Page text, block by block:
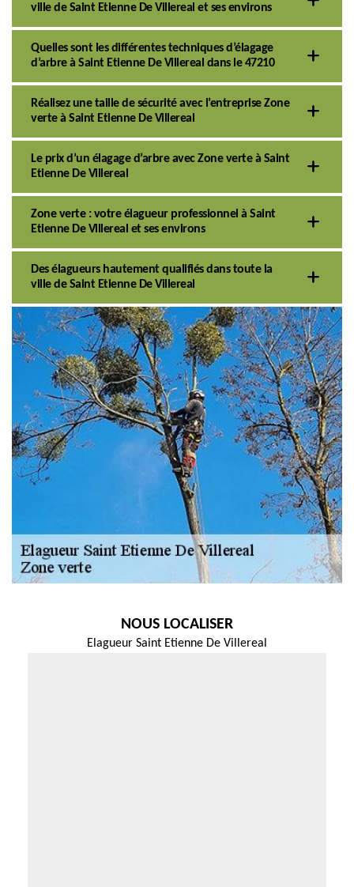
ville de Saint Etienne De Villereal et ses environs
Quelles sont les différentes techniques d’élagage
d’arbre à Saint Etienne De Villereal dans le 47210
Réalisez une taille de sécurité avec l’entreprise Zone
verte à Saint Etienne De Villereal
Le prix d’un élagage d’arbre avec Zone verte à Saint
Etienne De Villereal
Zone verte : votre élagueur professionnel à Saint
Etienne De Villereal et ses environs
Des élagueurs hautement qualifiés dans toute la
ville de Saint Etienne De Villereal
NOUS LOCALISER
Elagueur Saint Etienne De Villereal